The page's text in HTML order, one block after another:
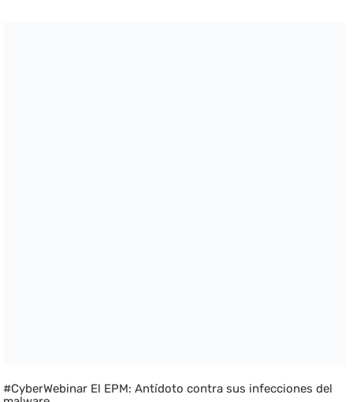
#CyberWebinar El EPM: Antídoto contra sus infecciones del